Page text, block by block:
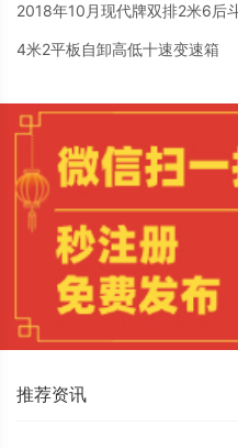
2018年10月现代牌双排2米6后
4米2平板自卸高低十速变速箱
推荐资讯